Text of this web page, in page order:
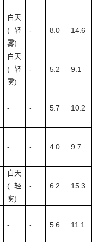
白天
( 轻
雾)
- 8.0 14.6
白天
( 轻
雾)
- 5.2 9.1
- - 5.7 10.2
- - 4.0 9.7
白天
( 轻
雾)
- 6.2 15.3
- - 5.6 11.1